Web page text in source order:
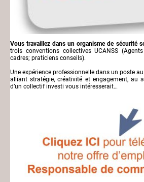
Vous travaillez dans un organisme de sécurité
trois conventions collectives UCANSS
cadres; praticiens conseils).
Une expérience professionnelle dans un poste
alliant stratégie, créativité et engagement, au
d’un collectif investi vous intéresserait…